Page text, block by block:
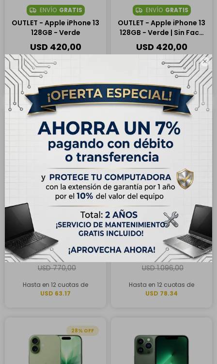

ENVÍO GRATIS
OUTLET - Apple iPhone 13
128GB - Verde
USD 420,00
USD 580,00
Hasta en 12 cuotas de
USD 35.00
ENVÍO GRATIS
OUTLET - Apple iPhone 13
128GB - Verde | Sin Face
ID
USD 420,00
USD 580,00
Hasta en 12 cuotas de
USD 35.00
1
GRATIS
Samsung Galaxy S25 5G
128GB - Menta
USD758,00
USD 770,00
Hasta en 12 cuotas de
USD 63.17
ENVÍO GRATIS
Apple iPhone 16 128GB -
Verde Azulado
940,00
USD 1.096,00
Hasta en 12 cuotas de
USD 78.34
28